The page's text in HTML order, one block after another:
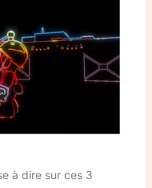
à dire sur ces 3